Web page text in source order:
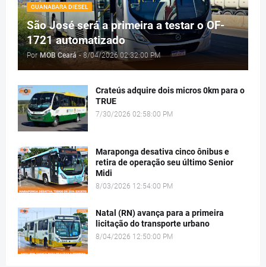
GUANABARA DIESEL
São José será a primeira a testar o OF-
1721 automatizado
Por MOB Ceará - 8/04/2026 02:32:00 PM
Crateús adquire dois micros 0km para o
TRUE
7/30/2026 02:58:00 PM
Maraponga desativa cinco ônibus e
retira de operação seu último Senior
Midi
8/03/2026 12:54:00 PM
Natal (RN) avança para a primeira
licitação do transporte urbano
8/04/2026 12:50:00 PM